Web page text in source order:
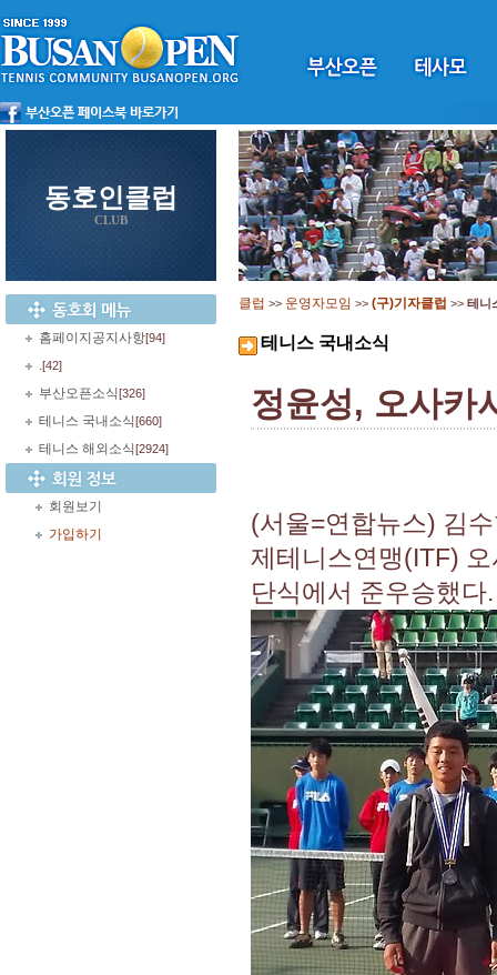
동호인클럽
CLUB
홈페이지공지사항[94]
.[42]
부산오픈소식[326]
테니스 국내소식[660]
테니스 해외소식[2924]
회원보기
가입하기
클럽 >> 운영자모임 >> (구)기자클럽 >> 테니
테니스 국내소식
정윤성, 오사카
(서울=연합뉴스) 김
제테니스연맹(ITF)
단식에서 준우승했다.